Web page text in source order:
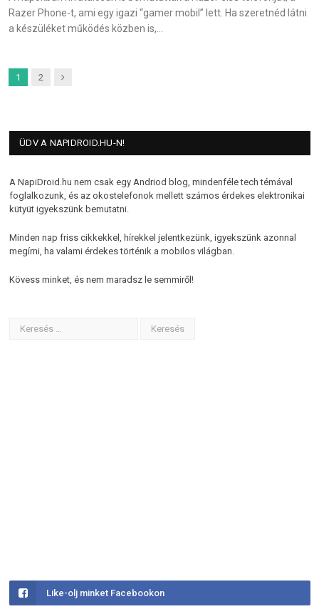
Razer Phone-t, ami egy igazi “gamer mobil” lett. Ha szeretnéd látni
a készüléket működés közben is,…
1 2 Next
ÜDV A NAPIDROID.HU-N!
A NapiDroid.hu nem csak egy Andriod blog, mindenféle tech témával
foglalkozunk, és az okostelefonok mellett számos érdekes elektronikai
kütyüt igyekszünk bemutatni.
Minden nap friss cikkekkel, hírekkel jelentkezünk, igyekszünk azonnal
megírni, ha valami érdekes történik a mobilos világban.
Kövess minket, és nem maradsz le semmiről!
Like-olj minket Facebookon